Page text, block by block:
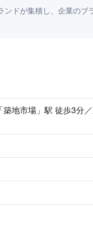
ドが集積し、企業のブ
地市場」駅 徒歩3分